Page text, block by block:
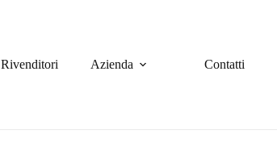
Rivenditori Azienda Contatti